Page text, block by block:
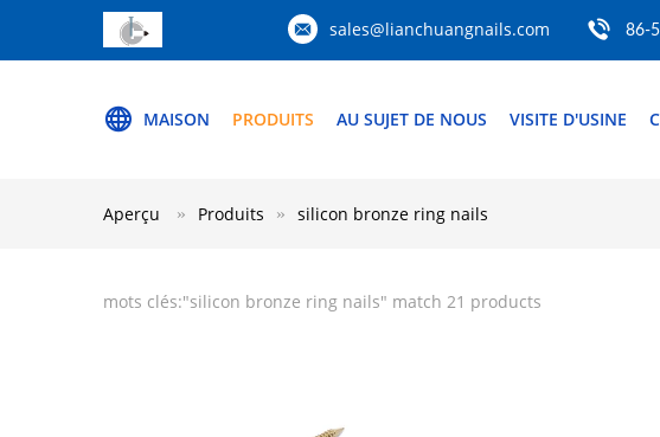
sales@lianchuangnails.com 86-
MAISON PRODUITS AU SUJET DE NOUS VISITE D'USINE
Aperçu Produits silicon bronze ring nails
mots clés:"silicon bronze ring nails" match 21 products